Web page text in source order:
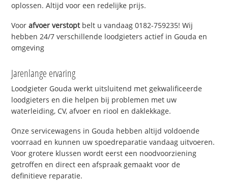
oplossen. Altijd voor een redelijke prijs.
Voorafvoer verstoptbelt u vandaag 0182-759235! Wij
hebben 24/7 verschillende loodgieters actief in Gouda en
omgeving
Jarenlange ervaring
Loodgieter Gouda werkt uitsluitend met gekwalificeerde
loodgieters en die helpen bij problemen met uw
waterleiding, CV, afvoer en riool en daklekkage.
Onze servicewagens in Gouda hebben altijd voldoende
voorraad en kunnen uw spoedreparatie vandaag uitvoeren.
Voor grotere klussen wordt eerst een noodvoorziening
getroffen en direct een afspraak gemaakt voor de
definitieve reparatie.